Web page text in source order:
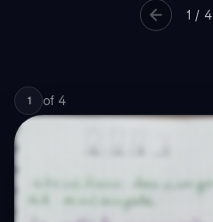
1 /4
1 of 4